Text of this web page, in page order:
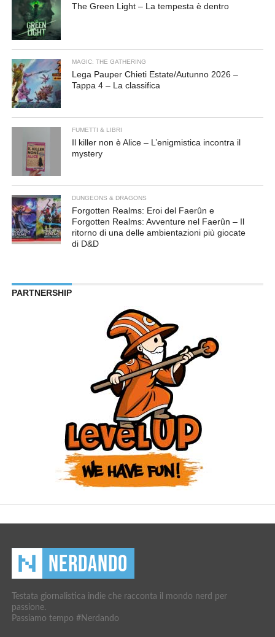
The Green Light – La tempesta è dentro
MAGIC: THE GATHERING
Lega Pauper Chieti Estate/Autunno 2026 –
Tappa 4 – La classifica
FUMETTI & LIBRI
Il killer non è Alice – L’enigmistica incontra il
mystery
DUNGEONS & DRAGONS
Forgotten Realms: Eroi del Faerûn e
Forgotten Realms: Avventure nel Faerûn – Il
ritorno di una delle ambientazioni più giocate
di D&D
PARTNERSHIP
Testata giornalistica indie che racconta il mondo nerd per
passione.
Passiamo tempo #Nerdando